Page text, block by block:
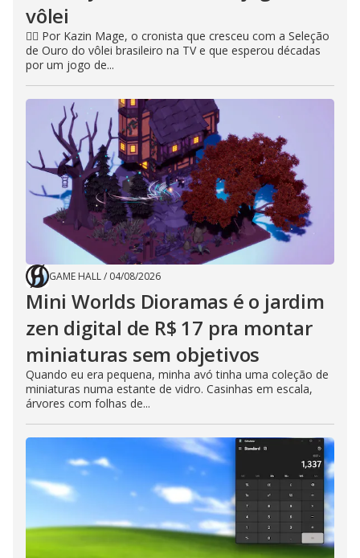
vôlei
🧙‍♂️ Por Kazin Mage, o cronista que cresceu com a Seleção
de Ouro do vôlei brasileiro na TV e que esperou décadas
por um jogo de...
GAME HALL/ 04/08/2026
Mini Worlds Dioramas é o jardim
zen digital de R$ 17 pra montar
miniaturas sem objetivos
Quando eu era pequena, minha avó tinha uma coleção de
miniaturas numa estante de vidro. Casinhas em escala,
árvores com folhas de...